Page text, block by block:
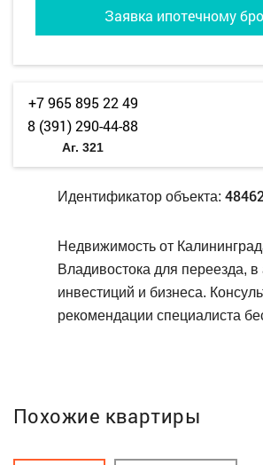
Заявка ипотечному
+7 965 895 22 49
8 (391) 290-44-88
Аг. 321
Идентификатор объекта:
Недвижимость от
Владивостока для переезда, в
инвестиций и бизнеса.
рекомендации специалиста
Похожие квартиры